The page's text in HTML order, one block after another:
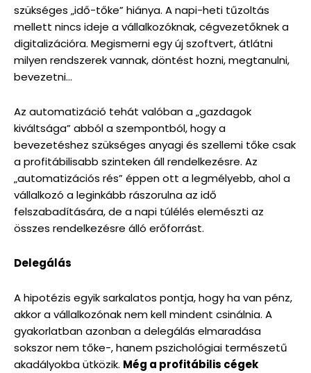
szükséges „idő-tőke” hiánya. A napi-heti tűzoltás
mellett nincs ideje a vállalkozóknak, cégvezetőknek a
digitalizációra. Megismerni egy új szoftvert, átlátni
milyen rendszerek vannak, döntést hozni, megtanulni,
bevezetni…
Az automatizáció tehát valóban a „gazdagok
kiváltsága” abból a szempontból, hogy a
bevezetéshez szükséges anyagi és szellemi tőke csak
a profitábilisabb szinteken áll rendelkezésre. Az
„automatizációs rés” éppen ott a legmélyebb, ahol a
vállalkozó a leginkább rászorulna az idő
felszabadítására, de a napi túlélés elemészti az
összes rendelkezésre álló erőforrást.
Delegálás
A hipotézis egyik sarkalatos pontja, hogy ha van pénz,
akkor a vállalkozónak nem kell mindent csinálnia. A
gyakorlatban azonban a delegálás elmaradása
sokszor nem tőke-, hanem pszichológiai természetű
akadályokba ütközik. Még a profitábilis cégek